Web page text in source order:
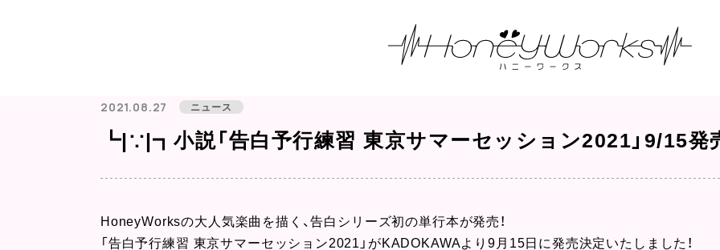
2021.08.27 ニュース
┗|∵|┓小説「告白予行練習 東京サマーセッション2021」9/15発
HoneyWorksの大人気楽曲を描く、告白シリーズ初の単行本が発売！
「告白予行練習 東京サマーセッション2021」がKADOKAWAより9月15日に発売決定いたしました！